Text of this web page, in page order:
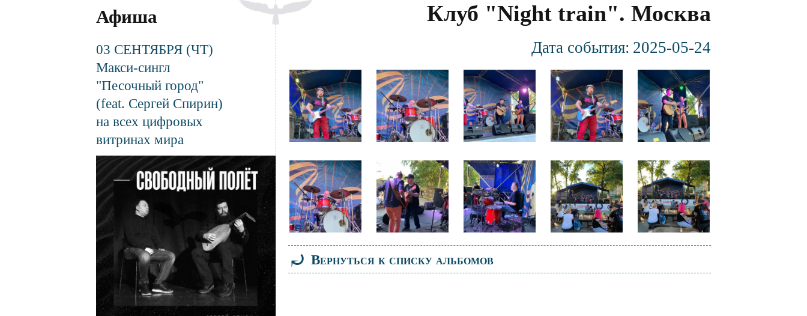
Афиша
03 СЕНТЯБРЯ (ЧТ)
Макси-сингл
"Песочный город"
(feat. Сергей Спирин)
на всех цифровых
витринах мира
Файл
изображения
Клуб "Night train". Москва
Дата события: 2025-05-24
Файл
изображения
Файл
изображения
Файл
изображения
Файл
изображения
Файл
изображения
Файл
изображения
Файл
изображения
Файл
изображения
Файл
изображения
Файл
изображения
⤾ Вернуться к списку альбомов